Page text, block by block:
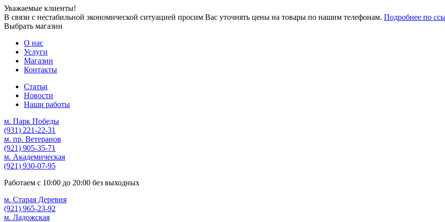
Уважаемые клиенты!
В связи с нестабильной экономической ситуацией просим Вас уточнять цены на товары по нашим телефонам. Подробнее по
Выбрать магазин
О нас
Услуги
Магазин
Контакты
Статьи
Новости
Наши работы
м. Парк Победы
(931) 221-22-31
м. пр. Ветеранов
(921) 905-35-71
м. Академическая
(921) 930-07-95
Работаем с 10:00 до 20:00 без выходных
м. Старая Деревня
(921) 965-23-92
м. Ладожская